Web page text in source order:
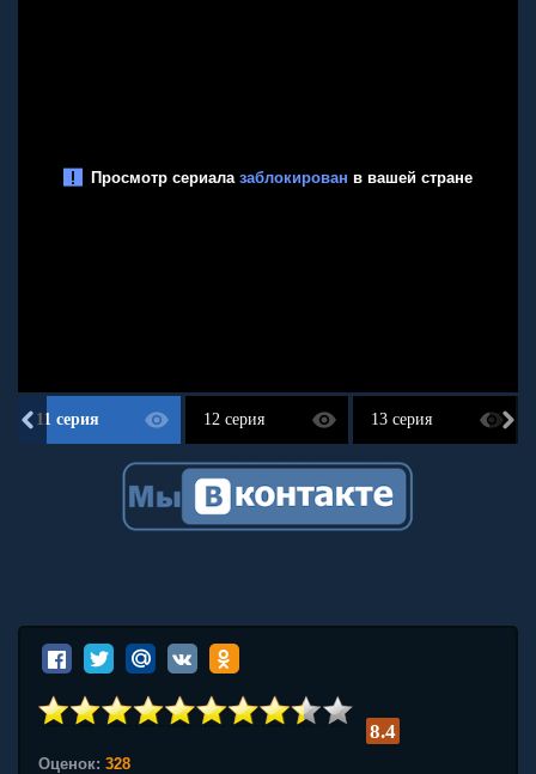
11 серия 12 серия 13 серия
8.4
Оценок: 328